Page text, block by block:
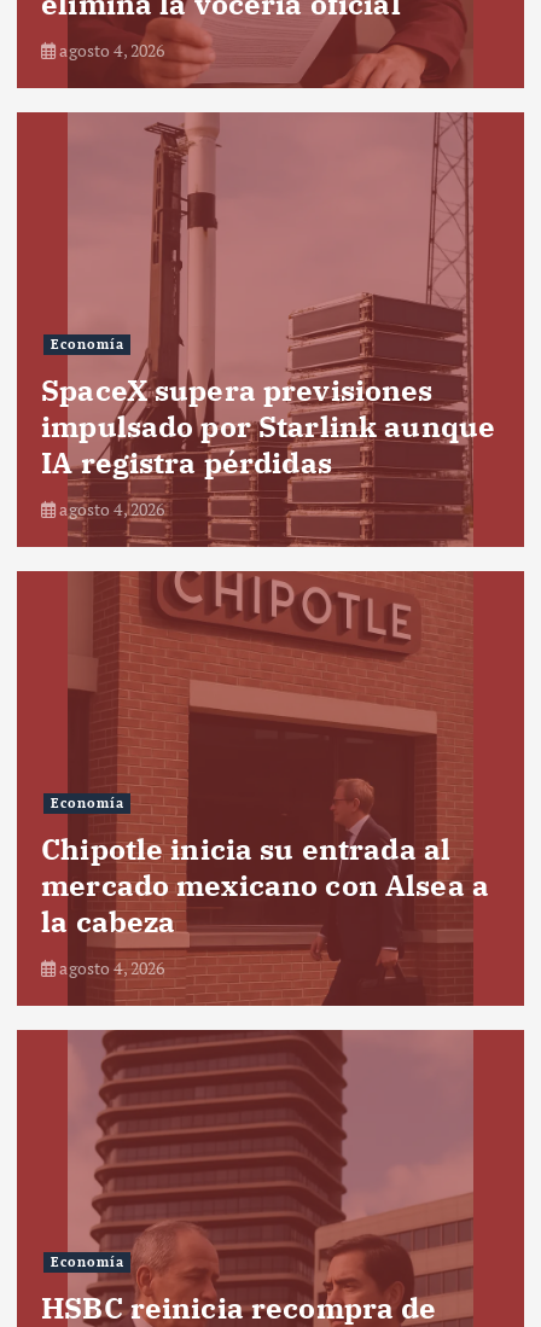
agosto 4, 2026
Economía
SpaceX supera previsiones
impulsado por Starlink aunque
IA registra pérdidas
agosto 4, 2026
Economía
Chipotle inicia su entrada al
mercado mexicano con Alsea a
la cabeza
agosto 4, 2026
Economía
HSBC reinicia recompra de